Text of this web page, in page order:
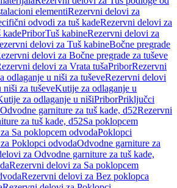
elementiRezervni delovi za
odvodi za tuš kadeRezervni delovi za
kadePriborTuš kabineRezervni delovi za
delovi za Tuš kabineBočne pregrade
delovi za Bočne pregrade za tuševe
delovi za Vrata tušaPriborRezervni
odlaganje u niši za tuševeRezervni delovi
za tuševeKutije za odlaganje u
za odlaganje u nišiPriborPriključci
Odvodne garniture za tuš kade, d52Rezervni
za tuš kade, d52Sa poklopcem
Sa poklopcem odvodaPoklopci
Poklopci odvodaOdvodne garniture za
za Odvodne garniture za tuš kade,
Rezervni delovi za Sa poklopcem
Rezervni delovi za Bez poklopca